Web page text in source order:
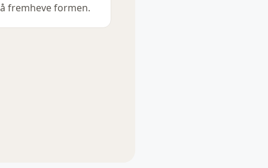
fremheve formen.